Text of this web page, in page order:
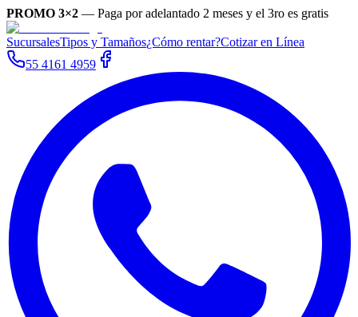
PROMO 3×2 — Paga por adelantado 2 meses y el 3ro es gratis
SucursalesTipos y Tamaños¿Cómo rentar?Cotizar en Línea
55 4161 4959